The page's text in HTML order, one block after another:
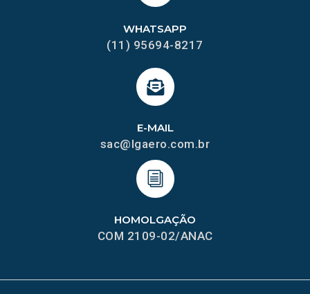
HOMOLGAÇÃO
COM 2109-02/ANAC
E-MAIL
sac@lgaero.com.br
WHATSAPP
(11) 95694-8217